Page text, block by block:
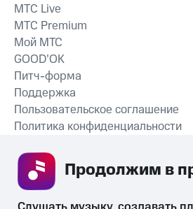
СКАЧАТЬ
MTС Live
MTС Premium
Мой МТС
GOOD’OK
Питч-форма
Поддержка
Пользовательское соглашение
Политика конфиденциальности